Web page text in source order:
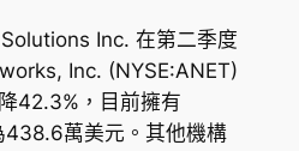
Inc. 在第二季度
Inc. (NYSE:ANET)
42.3%，目前擁有
萬美元。其他機構